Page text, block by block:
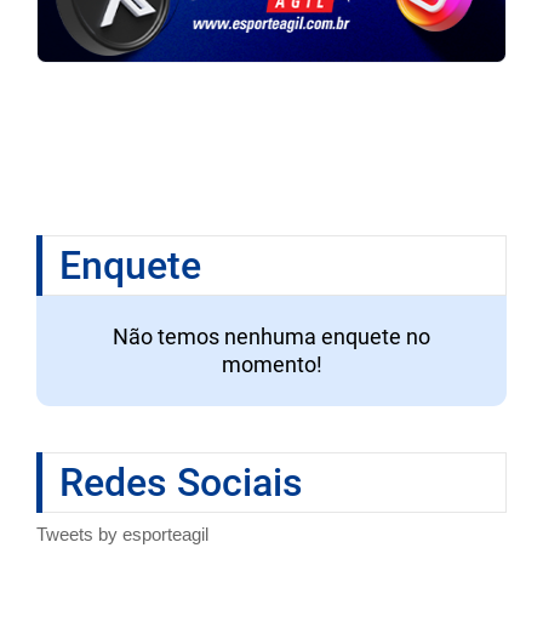
Enquete
Não temos nenhuma enquete no
momento!
Redes Sociais
Tweets by esporteagil